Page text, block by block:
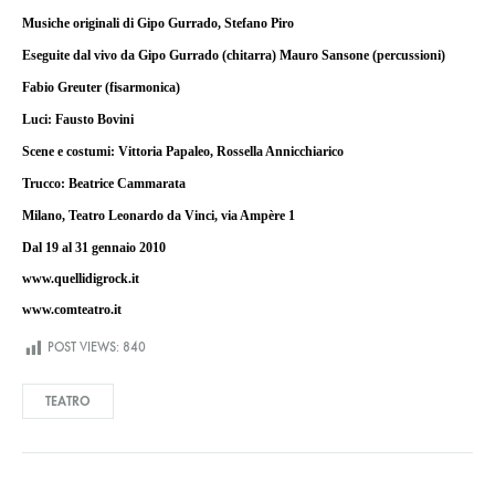
Musiche originali di Gipo Gurrado, Stefano Piro
Eseguite dal vivo da Gipo Gurrado (chitarra) Mauro Sansone (percussioni)
Fabio Greuter (fisarmonica)
Luci: Fausto Bovini
Scene e costumi: Vittoria Papaleo, Rossella Annicchiarico
Trucco: Beatrice Cammarata
Milano, Teatro Leonardo da Vinci, via Ampère 1
Dal 19 al 31 gennaio 2010
www.quellidigrock.it
www.comteatro.it
POST VIEWS: 840
TEATRO